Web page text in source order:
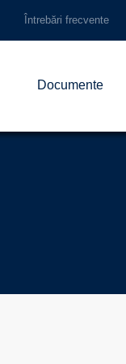
Întrebări frecvente
Documente